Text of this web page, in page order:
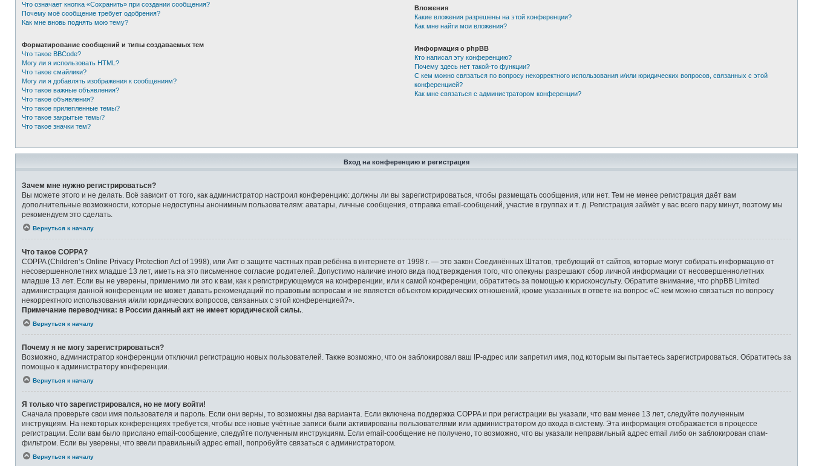
Что означает кнопка «Сохранить» при создании сообщения?
Почему моё сообщение требует одобрения?
Как мне вновь поднять мою тему?
Форматирование сообщений и типы создаваемых тем
Что такое BBCode?
Могу ли я использовать HTML?
Что такое смайлики?
Могу ли я добавлять изображения к сообщениям?
Что такое важные объявления?
Что такое объявления?
Что такое прилепленные темы?
Что такое закрытые темы?
Что такое значки тем?
Вложения
Какие вложения разрешены на этой конференции?
Как мне найти мои вложения?
Информация о phpBB
Кто написал эту конференцию?
Почему здесь нет такой-то функции?
С кем можно связаться по вопросу некорректного использования и/или юридических вопросов, связанных с этой
конференцией?
Как мне связаться с администратором конференции?
Вход на конференцию и регистрация
Зачем мне нужно регистрироваться?
Вы можете этого и не делать. Всё зависит от того, как администратор настроил конференцию: должны ли вы зарегистрироваться, чтобы размещать сообщения, или нет. Тем не менее регистрация даёт вам
дополнительные возможности, которые недоступны анонимным пользователям: аватары, личные сообщения, отправка email-сообщений, участие в группах и т. д. Регистрация займёт у вас всего пару минут, поэтому мы
рекомендуем это сделать.
Вернуться к началу
Что такое COPPA?
COPPA (Children’s Online Privacy Protection Act of 1998), или Акт о защите частных прав ребёнка в интернете от 1998 г. — это закон Соединённых Штатов, требующий от сайтов, которые могут собирать информацию от
несовершеннолетних младше 13 лет, иметь на это письменное согласие родителей. Допустимо наличие иного вида подтверждения того, что опекуны разрешают сбор личной информации от несовершеннолетних
младше 13 лет. Если вы не уверены, применимо ли это к вам, как к регистрирующемуся на конференции, или к самой конференции, обратитесь за помощью к юрисконсульту. Обратите внимание, что phpBB Limited
администрация данной конференции не может давать рекомендаций по правовым вопросам и не является объектом юридических отношений, кроме указанных в ответе на вопрос «С кем можно связаться по вопросу
некорректного использования и/или юридических вопросов, связанных с этой конференцией?».
Примечание переводчика: в России данный акт не имеет юридической силы.
Вернуться к началу
Почему я не могу зарегистрироваться?
Возможно, администратор конференции отключил регистрацию новых пользователей. Также возможно, что он заблокировал ваш IP-адрес или запретил имя, под которым вы пытаетесь зарегистрироваться. Обратитесь за
помощью к администратору конференции.
Вернуться к началу
Я только что зарегистрировался, но не могу войти!
Сначала проверьте свои имя пользователя и пароль. Если они верны, то возможны два варианта. Если включена поддержка COPPA и при регистрации вы указали, что вам менее 13 лет, следуйте полученным
инструкциям. На некоторых конференциях требуется, чтобы все новые учётные записи были активированы пользователями или администратором до входа в систему. Эта информация отображается в процессе
регистрации. Если вам было прислано email-сообщение, следуйте полученным инструкциям. Если email-сообщение не получено, то возможно, что вы указали неправильный адрес email либо он заблокирован спам-
фильтром. Если вы уверены, что ввели правильный адрес email, попробуйте связаться с администратором.
Вернуться к началу